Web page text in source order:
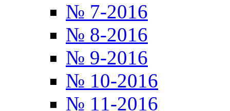
№ 7-2016
№ 8-2016
№ 9-2016
№ 10-2016
№ 11-2016